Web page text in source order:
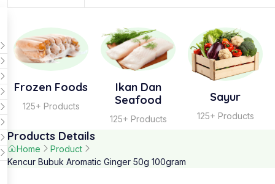
Frozen Foods
125+ Products
Ikan Dan
Seafood
125+ Products
Sayur
125+ Products
Products Details
Home
Product
Kencur Bubuk Aromatic Ginger 50g 100gram